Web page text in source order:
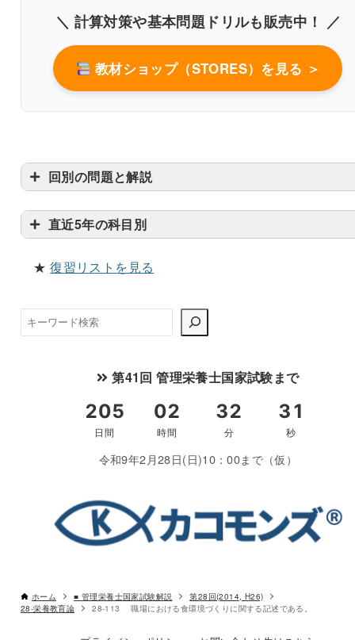
改行過去問を見る
＼ 計算対策や基本問題ドリルも販売中！ ／
教材ショップ（STORES）を見る ＞
回別の問題と解説
直近5年の科目別
★復習リストを見る
検
索
第41回 管理栄養士国家試験まで
令和9年2月28日(日)10：00まで（仮）
ホーム ■ 管理栄養士国家試験解説
第28回(2014, H26)
28-栄養教育論
28-113 職場における食環境づくりに関する記述である。